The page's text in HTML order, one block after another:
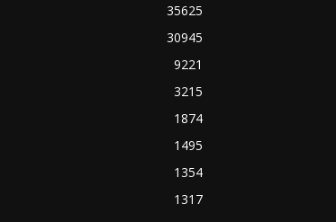
35625
30945
9221
3215
1874
1495
1354
1317